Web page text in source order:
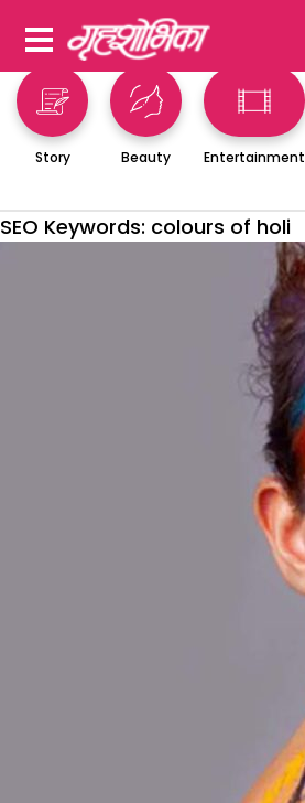
Story Beauty Entertainment
SEO Keywords: colours of holi